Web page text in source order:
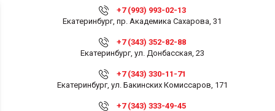
+7 (993) 993-02-13
Екатеринбург, пр. Академика Сахарова, 31
+7 (343) 352-82-88
Екатеринбург, ул. Донбасская, 23
+7 (343) 330-11-71
Екатеринбург, ул. Бакинских Комиссаров, 171
+7 (343) 333-49-45